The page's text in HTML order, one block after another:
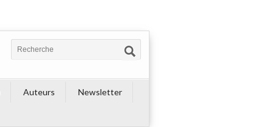
Auteurs
Newsletter